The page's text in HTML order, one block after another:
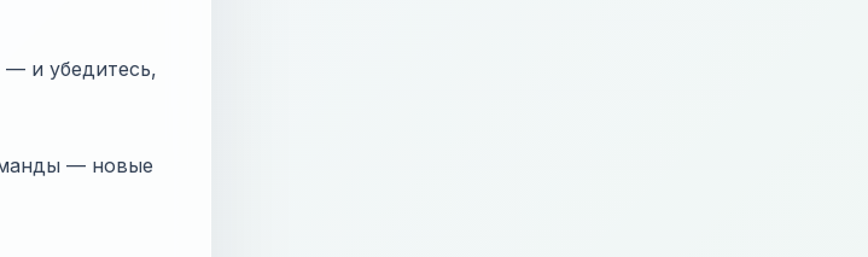
— и убедитесь,
— новые